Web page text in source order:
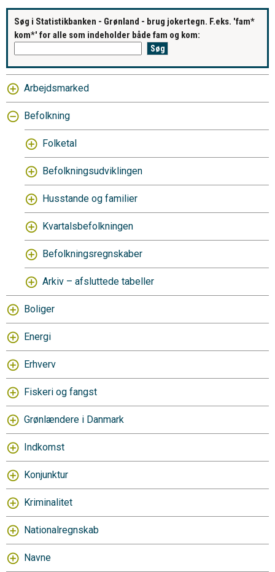
Søg i Statistikbanken - Grønland - brug jokertegn. F.eks. 'fam*
kom*' for alle som indeholder både fam og kom:
Arbejdsmarked
Befolkning
Folketal
Befolkningsudviklingen
Husstande og familier
Kvartalsbefolkningen
Befolkningsregnskaber
Arkiv – afsluttede tabeller
Boliger
Energi
Erhverv
Fiskeri og fangst
Grønlændere i Danmark
Indkomst
Konjunktur
Kriminalitet
Nationalregnskab
Navne